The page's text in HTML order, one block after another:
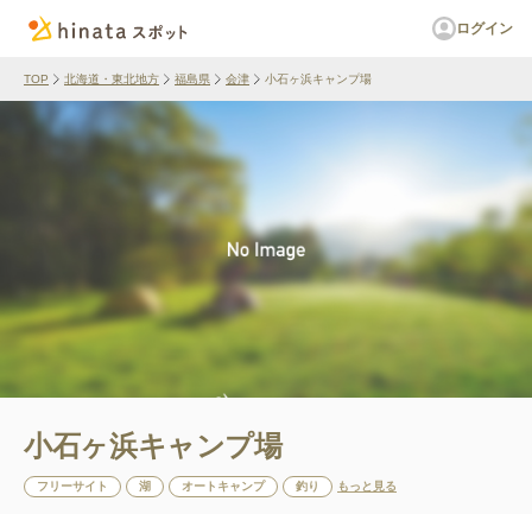
ログイン
TOP 北海道・東北地方 福島県 会津 小石ヶ浜キャンプ場
小石ヶ浜キャンプ場
フリーサイト 湖 オートキャンプ 釣り もっと見る